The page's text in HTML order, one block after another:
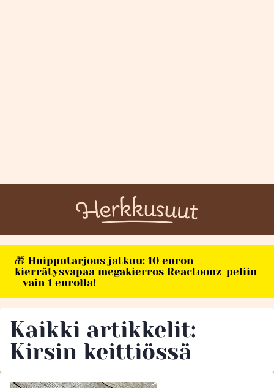
🎁 Huipputarjous jatkuu: 10 euron
kierrätysvapaa megakierros Reactoonz-peliin
- vain 1 eurolla!
Kaikki artikkelit:
Kirsin keittiössä